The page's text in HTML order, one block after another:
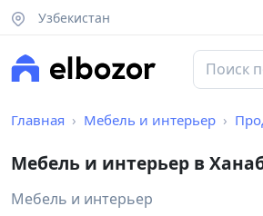
Узбекистан
Главная Мебель и интерьер
Мебель и интерьер в
Мебель и интерьер